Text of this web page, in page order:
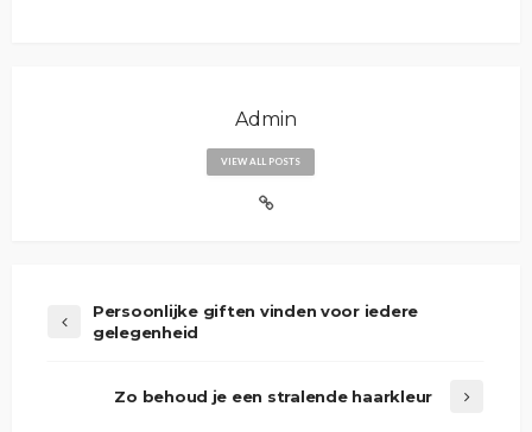
Admin
VIEW ALL POSTS
Persoonlijke giften vinden voor iedere
gelegenheid
Zo behoud je een stralende haarkleur